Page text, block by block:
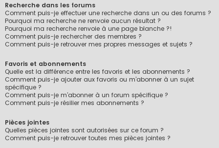
Recherche dans les forums
Comment puis-je effectuer une recherche dans un ou des forums ?
Pourquoi ma recherche ne renvoie aucun résultat ?
Pourquoi ma recherche renvoie à une page blanche ?!
Comment puis-je rechercher des membres ?
Comment puis-je retrouver mes propres messages et sujets ?
Favoris et abonnements
Quelle est la différence entre les favoris et les abonnements ?
Comment puis-je ajouter aux favoris ou m’abonner à un sujet
spécifique ?
Comment puis-je m’abonner à un forum spécifique ?
Comment puis-je résilier mes abonnements ?
Pièces jointes
Quelles pièces jointes sont autorisées sur ce forum ?
Comment puis-je retrouver toutes mes pièces jointes ?